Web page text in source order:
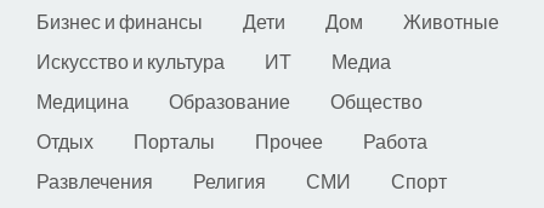
Бизнес и финансы Дети Дом
Животные
Искусство и культура
ИТ
Медиа
Медицина
Образование
Общество
Отдых
Порталы Прочее
Работа
Развлечения
Религия СМИ
Спорт